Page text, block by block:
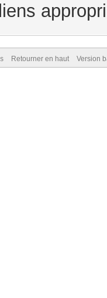
Retourner en haut Version